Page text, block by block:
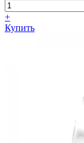
+
Купить